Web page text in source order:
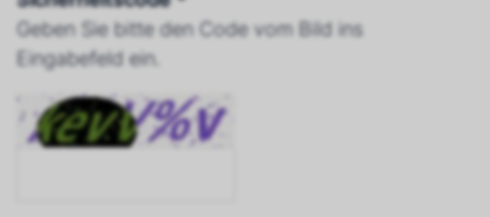
Geben Sie bitte den Code vom Bild ins
Eingabefeld ein.